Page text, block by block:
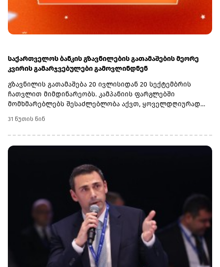
საქართველოს ბანკის გზავნილების გათამაშების მეორე
კვირის გამარჯვებულები გამოვლინდნენ
გზავნილის გათამაშება 20 ივლისიდან 20 სექტემბრის
ჩათვლით მიმდინარეობს. კამპანიის ფარგლებში
მომხმარებლებს შესაძლებლობა აქვთ, ყოველდღიურად
სუპერპრიზი - 10,000 ლარი მოიგონ.გათამაშებაში
მონაწილეობა შეუძლია საქართველოს ბანკის ყველა
სრულწლოვან მომხმარებელს, რომელიც საქართველოს
გარდა. მონაწილეობისთვის საჭიროა, მომხმარებელმა
მიღებული გზავნილი საქართველოს ბანკის მობილბანკის
ან ინტერნეტბანკის საშუალებით გაანაღდოს. თითოეულ
განაღდებულ 150 ლარზე გათამაშების ერთი ბილეთი
ენიჭება, რაც მოგების შანსს ზრდის.კამპანიაში
მონაწილეობა ემიგრანტებსაც შეუძლიათ. ამისთვის
საჭიროა, გზავნილი საკუთარ თავს გამოუგზავნონ, ხოლო
თანხა საქართველოს ბანკის მობილბანკის ან
ინტერნეტბანკის საშუალებით გაანაღდონ.გზავნილის
კამპანიის შესახებ ყველა საჭირო ინფორმაციას გაეცანით
ამ ბმულზე.(R)
31 წუთის წინ